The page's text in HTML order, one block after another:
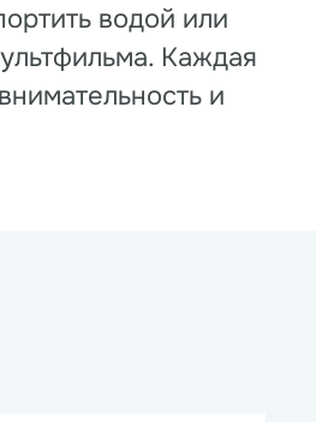
водой или
Каждая
и